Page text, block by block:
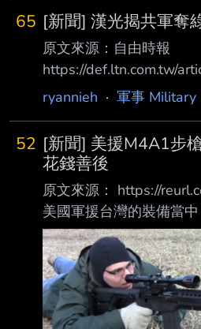
65 [新聞] 漢光揭共軍奪
原文來源：自由時報
https://def.ltn.com.tw/
2105 原文摘要： 漢光揭
光演習中釋出重大戰術
的蘭嶼及綠島納入核心
士今天透露，從共艦近
動的跡象研判，不排除
嶼與綠島，並在佔領兩
火力投射據點。一旦這
能部署射程高達300到
不因
ryannieh · 軍事 Military
52 [新聞] 美援M4A1步
花錢善後
原文來源： https://
美國軍援台灣的裝備當
但也出現大批台灣早已
以及許多過期爆材。軍
何處理，過期爆材要另
風險很高，目前能實施
光復營區還在整建，未